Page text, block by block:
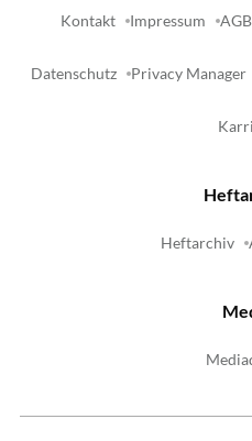
Kontakt Impressum AGB
Datenschutz Privacy Manager
Heftarchiv